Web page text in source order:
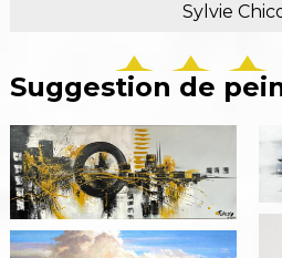
Sylvie
Suggestion de